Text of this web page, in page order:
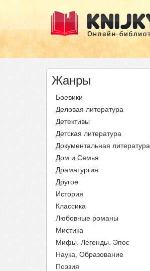
Жанры
Боевики
Деловая литература
Детективы
Детская литература
Документальная литература
Дом и Семья
Драматургия
Другое
История
Классика
Любовные романы
Мистика
Мифы. Легенды. Эпос
Наука, Образование
Поэзия